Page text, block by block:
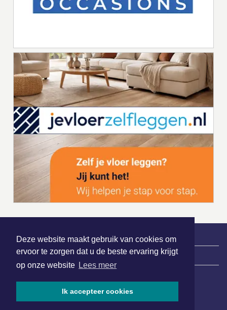
Deze website maakt gebruik van cookies om
ervoor te zorgen dat u de beste ervaring krijgt
op onze website Lees meer
Ik accepteer cookies
| Nieuws | Sport | Evenementen
Hoofdvestiging:
van Benthuizenlaan 1